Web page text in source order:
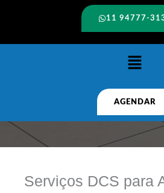
11 94777-
Menu
AGENDAR
Serviços DCS para